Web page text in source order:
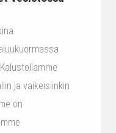
ja vaikeisiinkin
on